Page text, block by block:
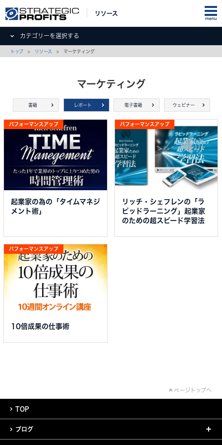
リソース
カテゴリーを選択する
トップ > リソース > マーケティング
マーケティング
書籍 レポート 電子書籍 ウェビナー
パフォーマンスアップ
起業家の為の「タイムマネジ
メント術」
パフォーマンスアップ
リッチ・シェフレンの「ラ
ピッドラーニング」起業家
のための超スピード学習法
パフォーマンスアップ
10倍成果の仕事術
ページトップへ
TOP
ブログ